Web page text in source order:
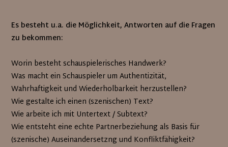
Es besteht u.a. die Möglichkeit, Antworten auf die Fragen
zu bekommen:
Worin besteht schauspielerisches Handwerk?
Was macht ein Schauspieler um Authentizität,
Wahrhaftigkeit und Wiederholbarkeit herzustellen?
Wie gestalte ich einen (szenischen) Text?
Wie arbeite ich mit Untertext / Subtext?
Wie entsteht eine echte Partnerbeziehung als Basis für
(szenische) Auseinandersetzng und Konfliktfähigkeit?